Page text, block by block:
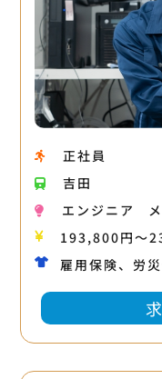
正社員
吉田
エンジニア
193,800円〜
雇用保険、労